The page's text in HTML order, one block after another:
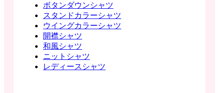
ボタンダウンシャツ
スタンドカラーシャツ
ウイングカラーシャツ
開襟シャツ
和風シャツ
ニットシャツ
レディースシャツ